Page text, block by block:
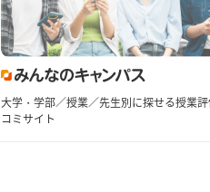
大学・学部／授業／先生別に探せる授業
コミサイト